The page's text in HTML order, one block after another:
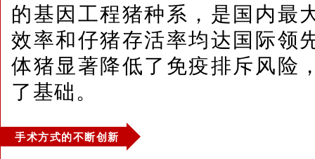
的基因工程猪种系，是国内最
效率和仔猪存活率均达国际领
体猪显著降低了免疫排斥风险
了基础。
手术方式的不断创新